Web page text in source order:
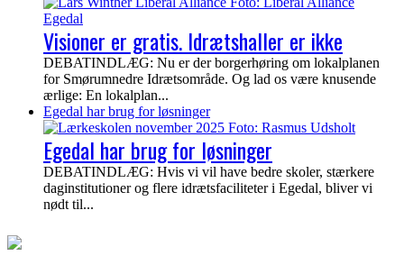
Visioner er gratis. Idrætshaller er ikke
DEBATINDLÆG: Nu er der borgerhøring om lokalplanen
for Smørumnedre Idrætsområde. Og lad os være knusende
ærlige: En lokalplan...
Egedal har brug for løsninger
Egedal har brug for løsninger
DEBATINDLÆG: Hvis vi vil have bedre skoler, stærkere
daginstitutioner og flere idrætsfaciliteter i Egedal, bliver vi
nødt til...
EgedalPosten